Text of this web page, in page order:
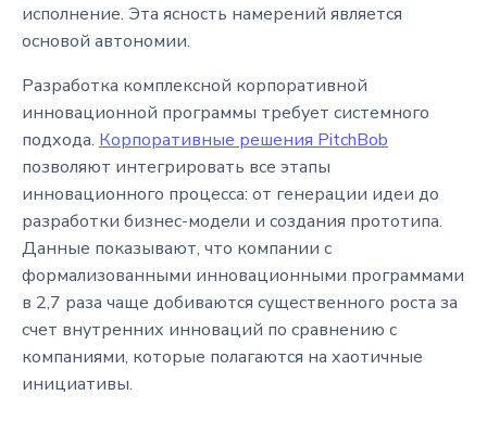
исполнение. Эта ясность намерений является
основой автономии.
Разработка комплексной корпоративной
инновационной программы требует системного
подхода. Корпоративные решения PitchBob
позволяют интегрировать все этапы
инновационного процесса: от генерации идеи до
разработки бизнес-модели и создания прототипа.
Данные показывают, что компании с
формализованными инновационными программами
в 2,7 раза чаще добиваются существенного роста за
счет внутренних инноваций по сравнению с
компаниями, которые полагаются на хаотичные
инициативы.